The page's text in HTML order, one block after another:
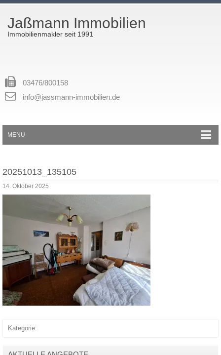
Jaßmann Immobilien
Immobilienmakler seit 1991
03476/800158
info@jassmann-immobilien.de
MENU
20251013_135105
14. Oktober 2025
Kategorie: